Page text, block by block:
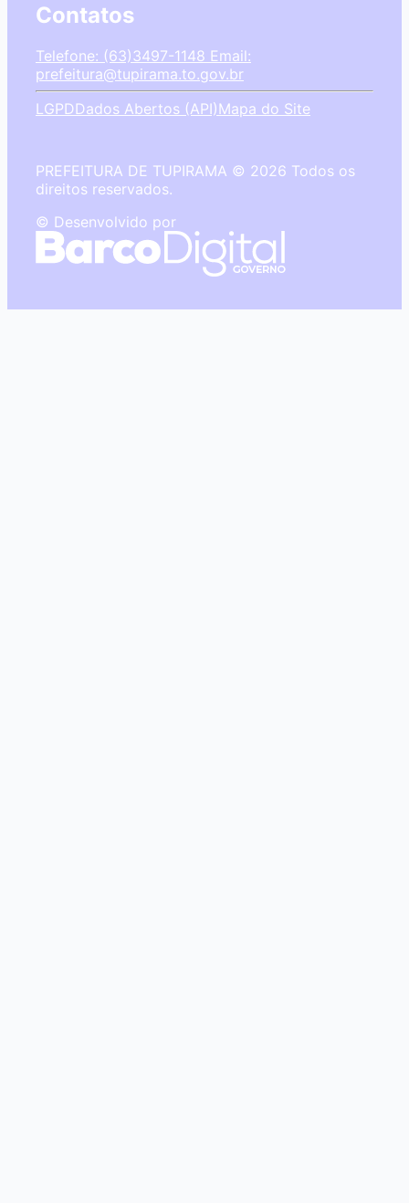
Contatos
Telefone: (63)3497-1148 Email:
prefeitura@tupirama.to.gov.br
LGPDDados Abertos (API)Mapa do Site
PREFEITURA DE TUPIRAMA © 2026 Todos os
direitos reservados.
© Desenvolvido por